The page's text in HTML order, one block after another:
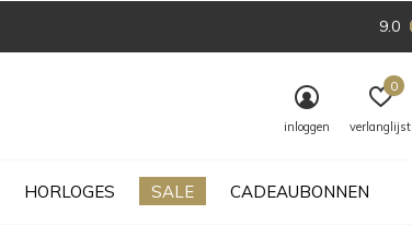
HORLOGES SALE CADEAUBONNEN
inloggen verlanglijst
0
9.0